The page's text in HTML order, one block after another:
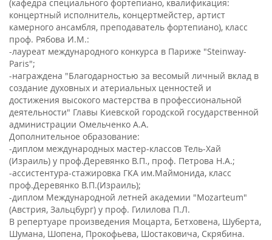
(кафедра специального фортепиано, квалификация:
концертный исполнитель, концертмейстер, артист
камерного ансамбля, преподаватель фортепиано), класс
проф. Рябова И.М.:
-лауреат международного конкурса в Париже "Steinway-
Paris";
-награждена "Благодарностью за весомый личный вклад в
создание духовных и атериальных ценностей и
достижения высокого мастерства в профессиональной
деятельности" Главы Киевской городской государственной
администрации Омельченко А.А.
Дополнительное образование:
-диплом международных мастер-классов Тель-Хай
(Израиль) у проф.Деревянко В.П., проф. Петрова Н.А.;
-ассистентура-стажировка ГКА им.Маймонида, класс
проф.Деревянко В.П.(Израиль);
-диплом Международной летней академии "Mozarteum"
(Австрия, Зальцбург) у проф. Гилилова П.Л.
В репертуаре произведения Моцарта, Бетховена, Шуберта,
Шумана, Шопена, Прокофьева, Шостаковича, Скрябина.